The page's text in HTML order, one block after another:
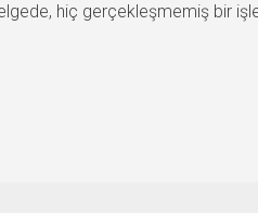
hiç gerçekleşmemiş bir